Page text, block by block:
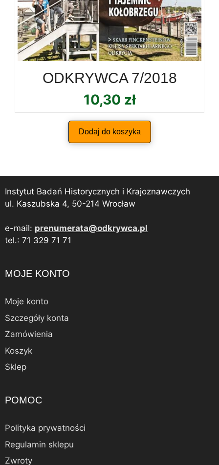
ODKRYWCA 7/2018
10,30 zł
Dodaj do koszyka
Instytut Badań Historycznych i Krajoznawczych
ul. Kaszubska 4, 50-214 Wrocław
e-mail: prenumerata@odkrywca.pl
tel.: 71 329 71 71
MOJE KONTO
Moje konto
Szczegóły konta
Zamówienia
Koszyk
Sklep
POMOC
Polityka prywatności
Regulamin sklepu
Zwroty